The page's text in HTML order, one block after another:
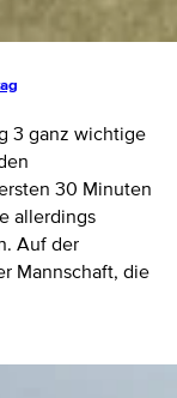
3 ganz wichtige
30 Minuten
allerdings
Auf der
Mannschaft, die